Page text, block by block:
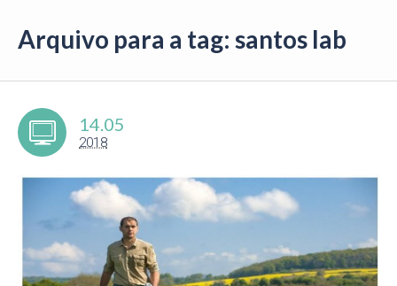
Arquivo para a tag: santos lab
14.05
2018